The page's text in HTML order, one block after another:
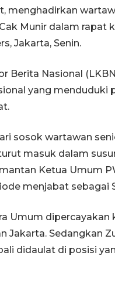
menghadirkan
Munir dalam rapat
Jakarta, Senin.
Berita Nasional
yang menduduki
sosok wartawan
masuk dalam
Ketua Umum
menjabat sebagai
Umum dipercayakan
Jakarta. Sedangkan
didaulat di posisi